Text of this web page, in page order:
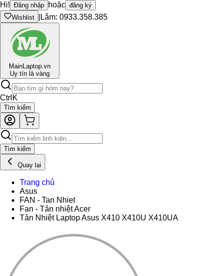
Hi! Đăng nhập hoặc đăng ký
Wishlist
Lâm: 0933.358.385
MainLaptop.vn
Uy tín là vàng
Ctrl K
Tìm kiếm
Tìm kiếm
Quay lại
Trang chủ
Asus
FAN - Tan Nhiet
Fan - Tản nhiệt Acer
Tản Nhiệt Laptop Asus X410 X410U X410UA